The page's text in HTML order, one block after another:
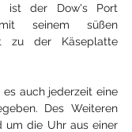
ist der Dow's Port
seinem süßen
zu der Käseplatte
auch jederzeit eine
Des Weiteren
um die Uhr aus einer